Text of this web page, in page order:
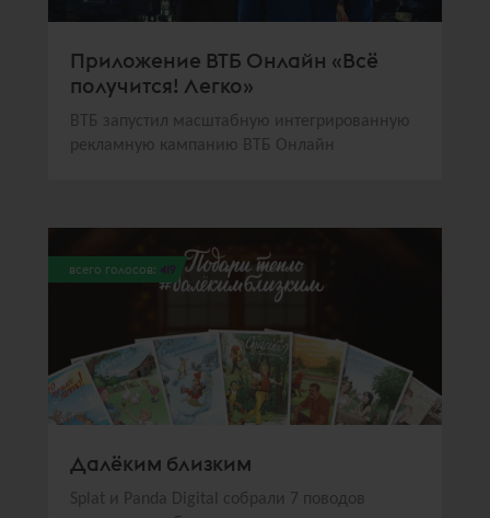
Приложение ВТБ Онлайн «Всё
получится! Легко»
ВТБ запустил масштабную интегрированную
рекламную кампанию ВТБ Онлайн
всего голосов: 419
Далёким близким
Splat и Panda Digital собрали 7 поводов